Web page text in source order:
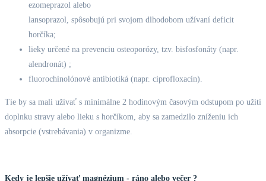
ezomeprazol alebo
lansoprazol, spôsobujú pri svojom dlhodobom užívaní deficit
horčíka;
lieky určené na prevenciu osteoporózy, tzv. bisfosfonáty (napr.
alendronát) ;
fluorochinolónové antibiotiká (napr. ciprofloxacín).
Tie by sa mali užívať s minimálne 2 hodinovým časovým odstupom po užití
doplnku stravy alebo lieku s horčíkom, aby sa zamedzilo zníženiu ich
absorpcie (vstrebávania) v organizme.
Kedy je lepšie užívať magnézium - ráno alebo večer ?